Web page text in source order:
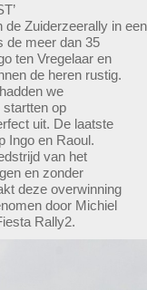
de Zuiderzeerally in een
de meer dan 35
ten Vregelaar en
de heren rustig.
we
op
uit. De laatste
Ingo en Raoul.
van het
en zonder
deze overwinning
door ​​Michiel
Rally2.